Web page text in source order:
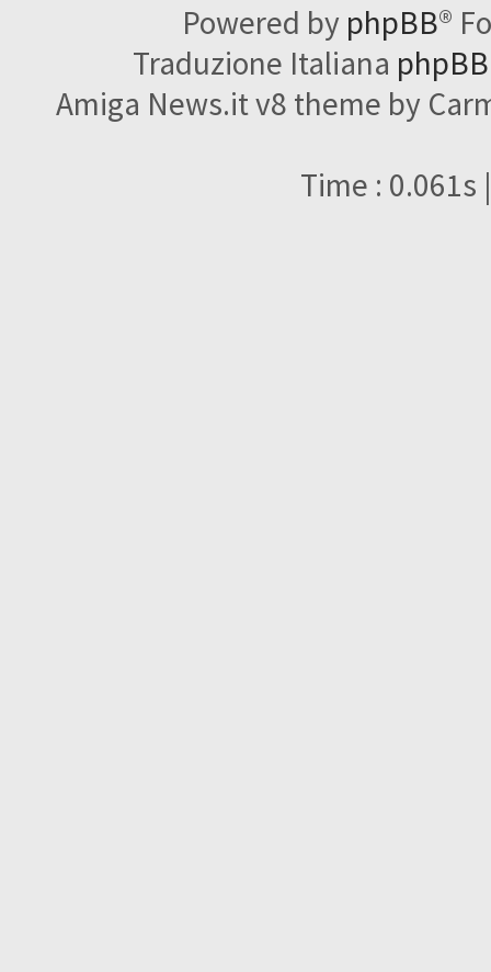
Powered by phpBB®
Traduzione Italiana
Amiga News.it v8 theme by
Time : 0.061s